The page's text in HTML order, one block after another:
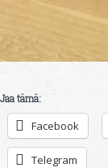
Jaa tämä:
Facebook
Telegram